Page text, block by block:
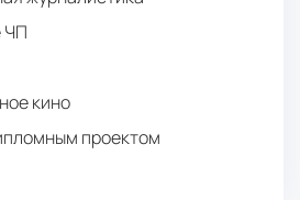
ЧП
кино
проектом